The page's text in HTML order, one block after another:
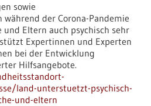
sowie
der Corona-Pandemie
und Eltern auch psychisch sehr
Expertinnen und Experten
bei der Entwicklung
Hilfsangebote.
land-unterstuetzt-psychisch-
und-eltern